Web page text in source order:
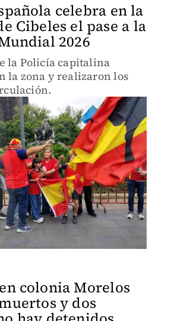
celebra en la
Cibeles el pase a la
2026
la Policía capitalina
la zona y realizaron los
colonia Morelos
y dos